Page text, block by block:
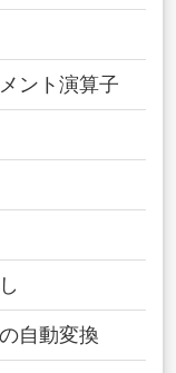
ント演算子
自動変換